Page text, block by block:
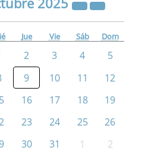
Jue Vie Sáb Dom
2 3 4
5
9 10 11
12
16 17 18
19
23 24 25
26
30 31 1 2